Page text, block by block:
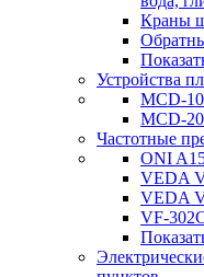
Краны
Устройства
MCD-
MCD-
Частотные
ONI
VEDA
VEDA
VF-